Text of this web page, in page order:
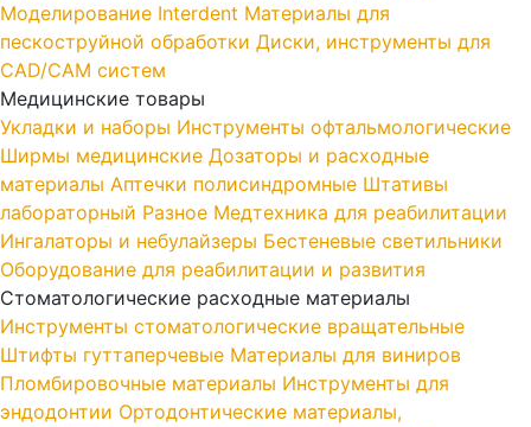
Моделирование Interdent Материалы для
пескоструйной обработки Диски, инструменты для
CAD/CAM систем
Медицинские товары
Укладки и наборы Инструменты офтальмологические
Ширмы медицинские Дозаторы и расходные
материалы Аптечки полисиндромные Штативы
лабораторный Разное Медтехника для реабилитации
Ингалаторы и небулайзеры Бестеневые светильники
Оборудование для реабилитации и развития
Стоматологические расходные материалы
Инструменты стоматологические вращательные
Штифты гуттаперчевые Материалы для виниров
Пломбировочные материалы Инструменты для
эндодонтии Ортодонтические материалы,